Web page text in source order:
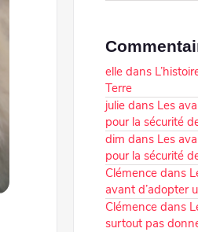
elle dans
Terre
julie dans Les
pour la sécurité
dim dans Les
pour la sécurité
Clémence dans
avant d’adopter
Clémence dans
surtout pas